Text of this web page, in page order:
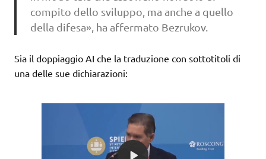
compito dello sviluppo, ma anche a quello
della difesa», ha affermato Bezrukov.
Sia il doppiaggio AI che la traduzione con sottotitoli di
una delle sue dichiarazioni: